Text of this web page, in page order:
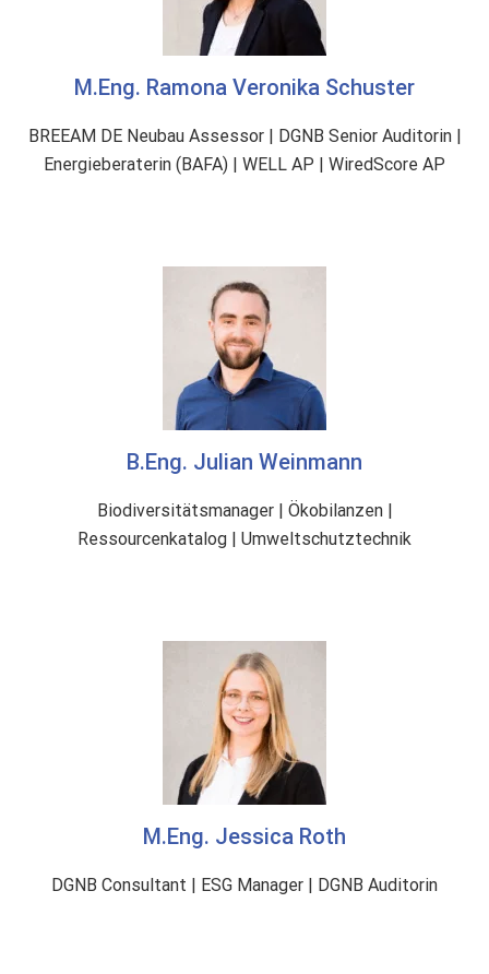
M.Eng. Ramona Veronika Schuster
BREEAM DE Neubau Assessor | DGNB Senior Auditorin |
Energieberaterin (BAFA) | WELL AP | WiredScore AP
B.Eng. Julian Weinmann
Biodiversitätsmanager | Ökobilanzen |
Ressourcenkatalog | Umweltschutztechnik
M.Eng. Jessica Roth
DGNB Consultant | ESG Manager | DGNB Auditorin